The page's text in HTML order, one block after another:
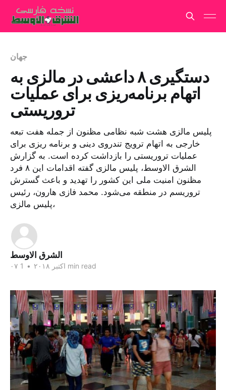
جهان
دستگیری ۸ داعشی در مالزی به
اتهام برنامه‌ریزی برای عملیات
تروریستی
پلیس مالزی هشت شبه نظامی مظنون از جمله هفت تبعه
خارجی به اتهام ترویج تندروی دینی و برنامه ریزی برای
عملیات تروریستی را بازداشت کرده است. به گزارش
الشرق الاوسط، پلیس مالزی گفته اقدامات این ۸ فرد
مظنون امنیت ملی این کشور را تهدید و باعث گسترش
تروریسم در منطقه می‌شود. محمد فازی هارون، رئیس
پلیس مالزی،
الشرق الاوسط
۰۷ اکتبر ۲۰۱۸ • 1 min read